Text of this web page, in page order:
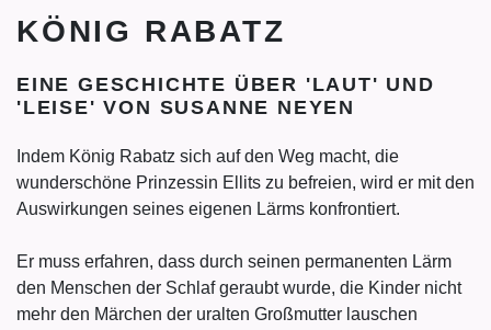
KÖNIG RABATZ
EINE GESCHICHTE ÜBER 'LAUT' UND
'LEISE' VON SUSANNE NEYEN
Indem König Rabatz sich auf den Weg macht, die
wunderschöne Prinzessin Ellits zu befreien, wird er mit den
Auswirkungen seines eigenen Lärms konfrontiert.
Er muss erfahren, dass durch seinen permanenten Lärm
den Menschen der Schlaf geraubt wurde, die Kinder nicht
mehr den Märchen der uralten Großmutter lauschen